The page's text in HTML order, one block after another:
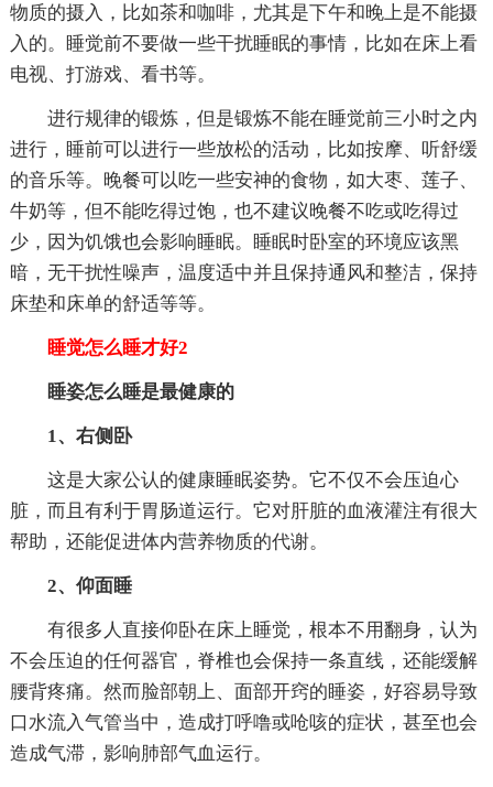
物质的摄入，比如茶和咖啡，尤其是下午和晚上是不能摄
入的。睡觉前不要做一些干扰睡眠的事情，比如在床上看
电视、打游戏、看书等。
进行规律的锻炼，但是锻炼不能在睡觉前三小时之内
进行，睡前可以进行一些放松的活动，比如按摩、听舒缓
的音乐等。晚餐可以吃一些安神的食物，如大枣、莲子、
牛奶等，但不能吃得过饱，也不建议晚餐不吃或吃得过
少，因为饥饿也会影响睡眠。睡眠时卧室的环境应该黑
暗，无干扰性噪声，温度适中并且保持通风和整洁，保持
床垫和床单的舒适等等。
睡觉怎么睡才好2
睡姿怎么睡是最健康的
1、右侧卧
这是大家公认的健康睡眠姿势。它不仅不会压迫心
脏，而且有利于胃肠道运行。它对肝脏的血液灌注有很大
帮助，还能促进体内营养物质的代谢。
2、仰面睡
有很多人直接仰卧在床上睡觉，根本不用翻身，认为
不会压迫的任何器官，脊椎也会保持一条直线，还能缓解
腰背疼痛。然而脸部朝上、面部开窍的睡姿，好容易导致
口水流入气管当中，造成打呼噜或呛咳的症状，甚至也会
造成气滞，影响肺部气血运行。